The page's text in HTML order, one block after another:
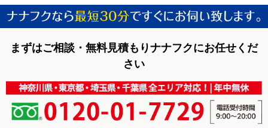
まずはご相談・無料見積もりナナフクにお任せくだ
さい